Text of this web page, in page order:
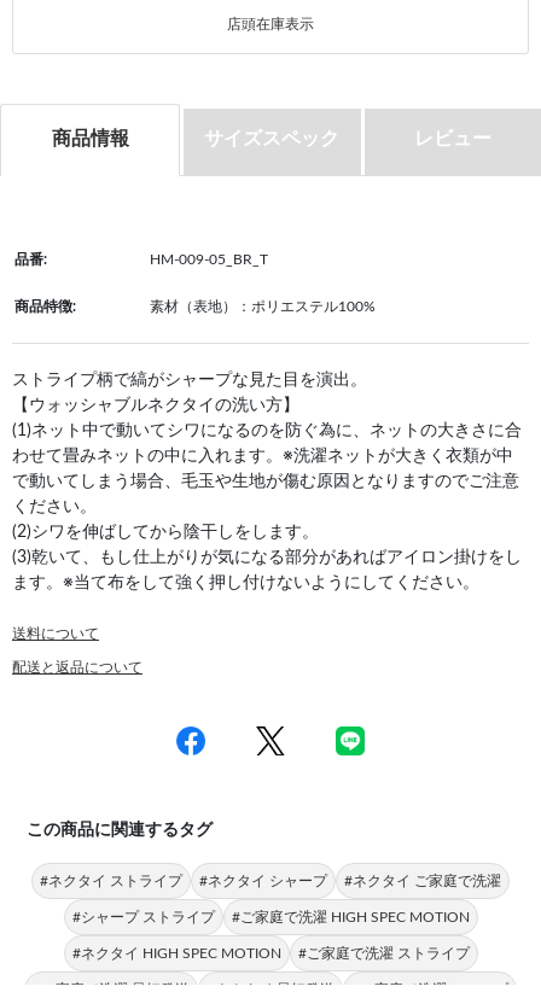
店頭在庫表示
商品情報 サイズスペック レビュー
品番: HM-009-05_BR_T
商品特徴: 素材（表地）：ポリエステル100%
ストライプ柄で縞がシャープな見た目を演出。
【ウォッシャブルネクタイの洗い方】
(1)ネット中で動いてシワになるのを防ぐ為に、ネットの大きさに合
わせて畳みネットの中に入れます。※洗濯ネットが大きく衣類が中
で動いてしまう場合、毛玉や生地が傷む原因となりますのでご注意
ください。
(2)シワを伸ばしてから陰干しをします。
(3)乾いて、もし仕上がりが気になる部分があればアイロン掛けをし
ます。※当て布をして強く押し付けないようにしてください。
送料について
配送と返品について
この商品に関連するタグ
#ネクタイ ストライプ #ネクタイ シャープ #ネクタイ ご家庭で洗濯
#シャープ ストライプ #ご家庭で洗濯 HIGH SPEC MOTION
#ネクタイ HIGH SPEC MOTION #ご家庭で洗濯 ストライプ
#ご家庭で洗濯 最短発送 #ネクタイ 最短発送 #ご家庭で洗濯 シャープ